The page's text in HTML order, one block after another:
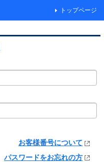
トップページ
お客様番号について
パスワードをお忘れの方